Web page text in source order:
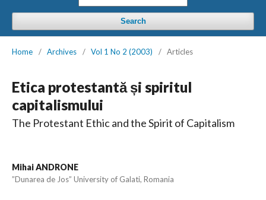
Search
Home / Archives / Vol 1 No 2 (2003) / Articles
Etica protestantă și spiritul
capitalismului
The Protestant Ethic and the Spirit of Capitalism
Mihai ANDRONE
”Dunarea de Jos” University of Galati, Romania